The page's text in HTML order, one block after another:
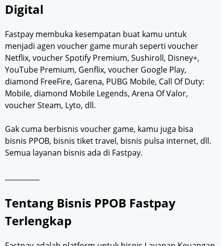
Digital
Fastpay membuka kesempatan buat kamu untuk
menjadi agen voucher game murah seperti voucher
Netflix, voucher Spotify Premium, Sushiroll, Disney+,
YouTube Premium, Genflix, voucher Google Play,
diamond FreeFire, Garena, PUBG Mobile, Call Of Duty:
Mobile, diamond Mobile Legends, Arena Of Valor,
voucher Steam, Lyto, dll.
Gak cuma berbisnis voucher game, kamu juga bisa
bisnis PPOB, bisnis tiket travel, bisnis pulsa internet, dll.
Semua layanan bisnis ada di Fastpay.
Tentang Bisnis PPOB Fastpay
Terlengkap